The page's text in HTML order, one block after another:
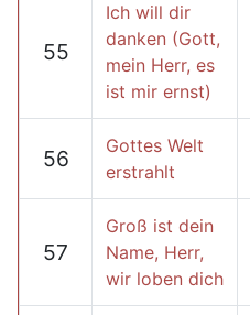
55
Ich will dir
danken (Gott,
mein Herr, es
ist mir ernst)
56
Gottes Welt
erstrahlt
57
Groß ist dein
Name, Herr,
wir loben dich